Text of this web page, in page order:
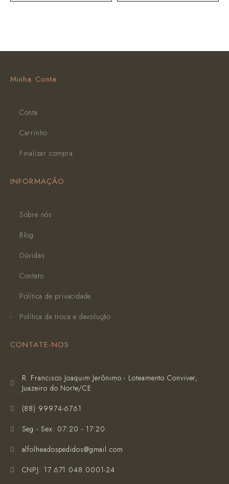
Minha Conta
Conta
Carrinho
Finalizar compra
INFORMAÇÃO
Sobre nós
Blog
Dúvidas
Contato
Política de privacidade
Política de troca e devolução
CONTATE-NOS
R. Francisco Joaquim Jerônimo - Loteamento Conviver,
Juazeiro do Norte/CE
(‪88) 99974-6761‬
Seg - Sex: 07:20 - 17:20
alfolheadospedidos@gmail.com
CNPJ: 17.671.048.0001-24